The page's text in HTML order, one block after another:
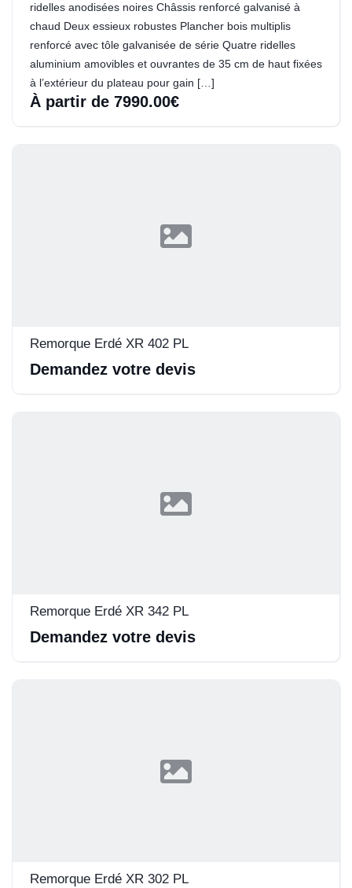
ridelles anodisées noires Châssis renforcé galvanisé à
chaud Deux essieux robustes Plancher bois multiplis
renforcé avec tôle galvanisée de série Quatre ridelles
aluminium amovibles et ouvrantes de 35 cm de haut fixées
à l’extérieur du plateau pour gain […]
À partir de 7990.00€
Remorque Erdé XR 402 PL
Demandez votre devis
Remorque Erdé XR 342 PL
Demandez votre devis
Remorque Erdé XR 302 PL